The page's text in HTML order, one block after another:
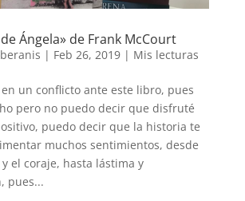
Ángela» de Frank McCourt
| Feb 26, 2019| Mis lecturas
un conflicto ante este libro, pues
pero no puedo decir que disfruté
puedo decir que la historia te
muchos sentimientos, desde
el coraje, hasta lástima y
pues...